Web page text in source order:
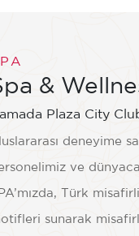
&
Plaza City
deneyime
ve
Türk
sunarak